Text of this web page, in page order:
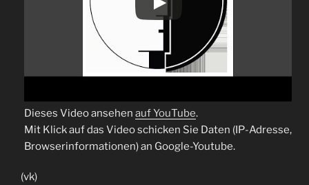
Dieses Video ansehen auf YouTube.
Mit Klick auf das Video schicken Sie Daten (IP-Adresse,
Browserinformationen) an Google-Youtube.
(vk)